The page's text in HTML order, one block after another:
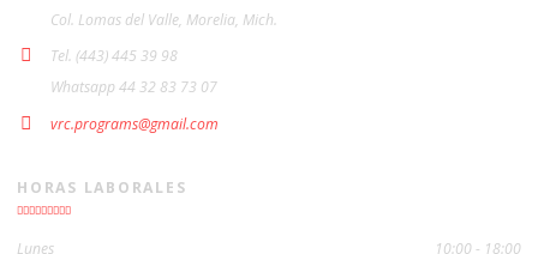
Col. Lomas del Valle, Morelia, Mich.
Tel. (443) 445 39 98
Whatsapp 44 32 83 73 07
vrc.programs@gmail.com
HORAS LABORALES
Lunes 10:00 - 18:00